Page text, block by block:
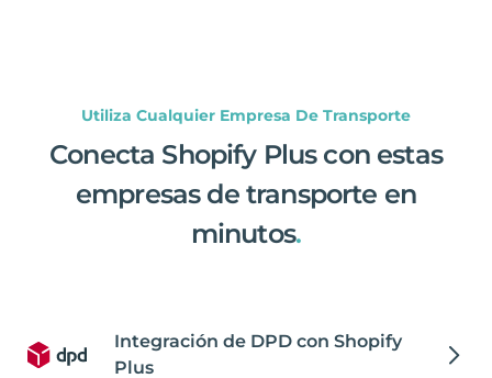
Utiliza Cualquier Empresa De Transporte
Conecta Shopify Plus con estas
empresas de transporte en
minutos.
Integración de DPD con Shopify
Plus